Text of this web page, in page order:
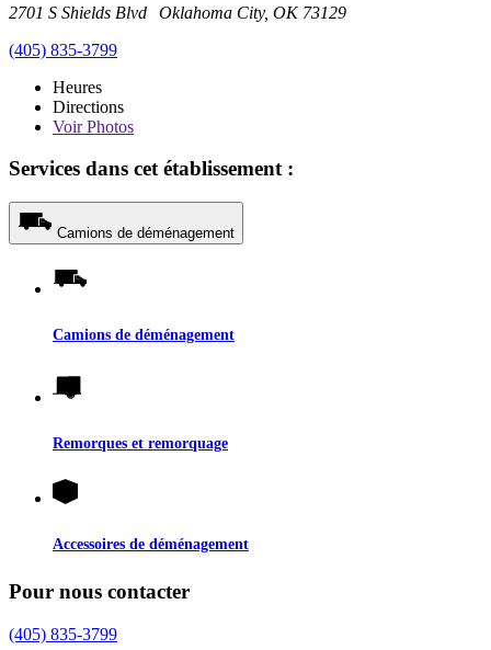
2701 S Shields Blvd Oklahoma City, OK 73129
(405) 835-3799
Heures
Directions
VoirPhotos
Services dans cet établissement :
Camions de déménagement
Camions de déménagement
Remorques et remorquage
Accessoires de déménagement
Pour nous contacter
(405) 835-3799